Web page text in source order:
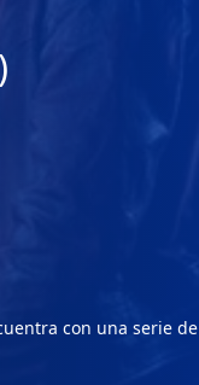
con una serie de